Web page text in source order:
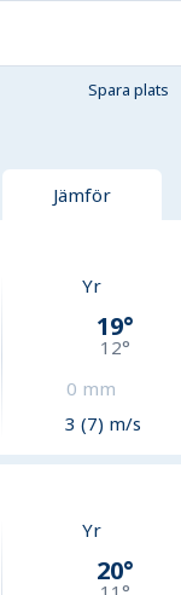
Spara plats
Jämför
Yr
19°
12°
0 mm
3 (7) m/s
Yr
20°